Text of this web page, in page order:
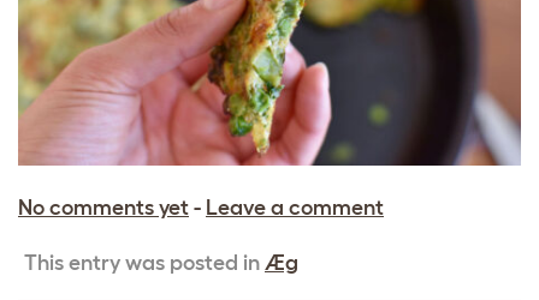
No comments yet - Leave a comment
This entry was posted in Æg